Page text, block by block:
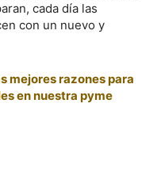
cada día las
con un nuevo y
mejores razones para
en nuestra pyme